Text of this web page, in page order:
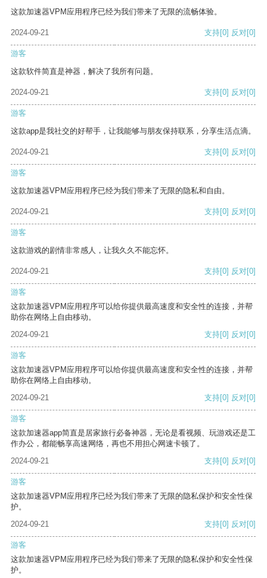
这款加速器VPM应用程序已经为我们带来了无限的流畅体验。
2024-09-21 支持[0] 反对[0]
游客
这款软件简直是神器，解决了我所有问题。
2024-09-21 支持[0] 反对[0]
游客
这款app是我社交的好帮手，让我能够与朋友保持联系，分享生活点滴。
2024-09-21 支持[0] 反对[0]
游客
这款加速器VPM应用程序已经为我们带来了无限的隐私和自由。
2024-09-21 支持[0] 反对[0]
游客
这款游戏的剧情非常感人，让我久久不能忘怀。
2024-09-21 支持[0] 反对[0]
游客
这款加速器VPM应用程序可以给你提供最高速度和安全性的连接，并帮
助你在网络上自由移动。
2024-09-21
支持[0] 反对[0]
游客
这款加速器VPM应用程序可以给你提供最高速度和安全性的连接，并帮
助你在网络上自由移动。
2024-09-21
支持[0] 反对[0]
游客
这款加速器app简直是居家旅行必备神器，无论是看视频、玩游戏还是工
作办公，都能畅享高速网络，再也不用担心网速卡顿了。
2024-09-21
支持[0] 反对[0]
游客
这款加速器VPM应用程序已经为我们带来了无限的隐私保护和安全性保
护。
2024-09-21
支持[0] 反对[0]
游客
这款加速器VPM应用程序已经为我们带来了无限的隐私保护和安全性保
护。